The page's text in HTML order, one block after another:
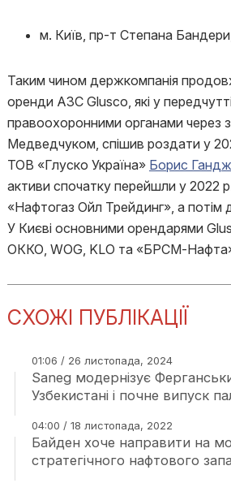
м. Київ, пр-т Степана
Таким чином держкомпанія
оренди АЗС Glusco, які у
правоохоронними органами через
Медведчуком, спішив роздати у
ТОВ «Глуско Україна» Борис
активи спочатку перейшли у 2022
«Нафтогаз Ойл Трейдинг», а
У Києві основними орендарями
ОККО, WOG, KLO та «БРСМ-
СХОЖІ ПУБЛІКАЦІЇ
01:06 / 26 листопада, 2024
Saneg модернізує
Узбекистані і почне випуск
04:00 / 18 листопада, 2022
Байден хоче направити на
стратегічного нафтового